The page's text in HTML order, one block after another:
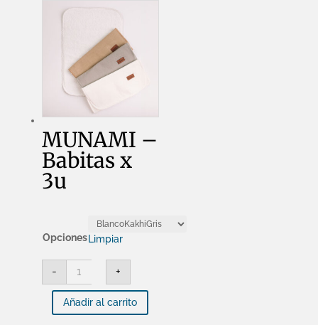
MUNAMI –
Babitas x
3u
Opciones Limpiar
-
MUNAMI
Babitas
x
3u
cantidad
+
Añadir al carrito